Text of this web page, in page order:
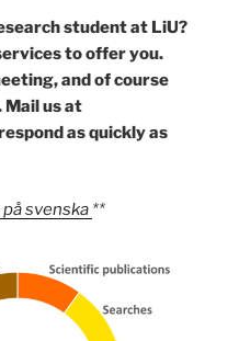
student at LiU?
to offer you.
and of course
us at
as quickly as
svenska **